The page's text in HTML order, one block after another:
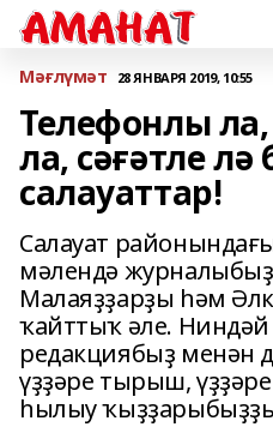
Мәғлүмәт 28 ЯНВАРЯ 2019, 10:55
Телефонлы
ла, сәғәтле лә
салауаттар!
Салауат
мәлендә
Малаяҙҙарҙы һәм
ҡайттыҡ әле.
редакциябыҙ менән
үҙҙәре тырыш,
һылыу